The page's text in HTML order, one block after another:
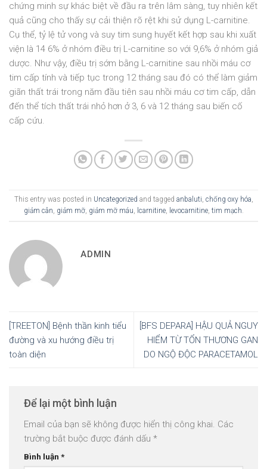
chứng minh sự khác biệt về đầu ra trên lâm sàng, tuy nhiên kết
quả cũng cho thấy sự cải thiện rõ rệt khi sử dụng L-carnitine.
Cụ thể, tỷ lệ tử vong và suy tim sung huyết kết hợp sau khi xuất
viện là 14 6% ở nhóm điều trị L-carnitine so với 9,6% ở nhóm giả
dược. Như vậy, điều trị sớm bằng L-carnitine sau nhồi máu cơ
tim cấp tính và tiếp tục trong 12 tháng sau đó có thể làm giảm
giãn thất trái trong năm đầu tiên sau nhồi máu cơ tim cấp, dẫn
đến thể tích thất trái nhỏ hơn ở 3, 6 và 12 tháng sau biến cố
cấp cứu.
This entry was posted in Uncategorized and tagged anbaluti chống oxy hóa
giảm cân giảm mỡ, giảm mỡ máu lcarnitine, levocarnitine, tim mạch
ADMIN
[TREETON] Bệnh thần kinh tiểu
đường và xu hướng điều trị
toàn diện
[BFS DEPARA] HẬU QUẢ NGUY
HIỂM TỪ TỔN THƯƠNG GAN
DO NGỘ ĐỘC PARACETAMOL
Để lại một bình luận
Email của bạn sẽ không được hiển thị công khai. Các
trường bắt buộc được đánh dấu *
Bình luận *